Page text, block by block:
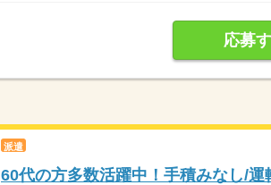
応募
派遣
60代の方多数活躍中！手積みなし/